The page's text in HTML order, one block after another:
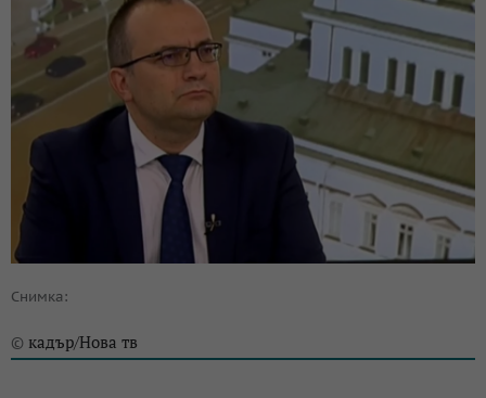
Снимка:
© кадър/Нова тв